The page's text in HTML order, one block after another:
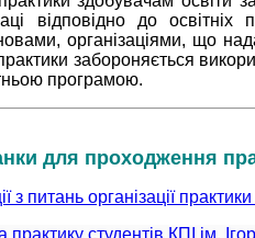
відповідно до
організаціями, що
забороняється
програмою.
для проходження
з питань організації практики
студентів КПІ ім.